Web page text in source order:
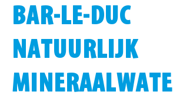
BAR-LE-DUC
NATUURLIJK